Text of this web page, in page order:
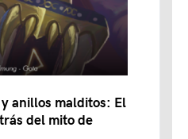
anillos malditos: El
del mito de